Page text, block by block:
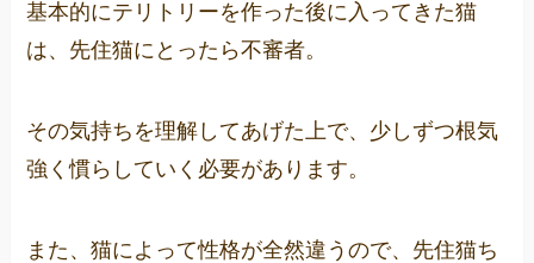
基本的にテリトリーを作った後に入ってきた猫
は、先住猫にとったら不審者。
その気持ちを理解してあげた上で、少しずつ根気
強く慣らしていく必要があります。
また、猫によって性格が全然違うので、先住猫ち